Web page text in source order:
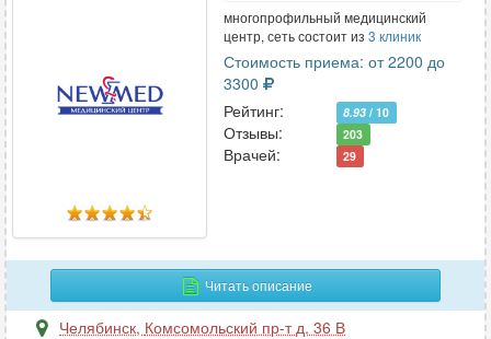
многопрофильный медицинский
центр, сеть состоит из 3 клиник
Стоимость приема: от 2200 до
3300
Рейтинг:
8.93 / 10
Отзывы: 203
Врачей: 29
Читать описание
Челябинск, Комсомольский пр-т д. 36 В